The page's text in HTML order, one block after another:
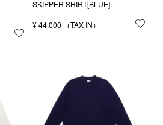
SKIPPER SHIRT[BLUE]
¥44,000